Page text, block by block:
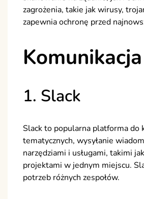
zagrożenia, takie jak wirusy,
zapewnia ochronę przed
1. Slack
Slack to popularna platforma do
tematycznych, wysyłanie
narzędziami i usługami, takimi
projektami w jednym miejscu.
potrzeb różnych zespołów.